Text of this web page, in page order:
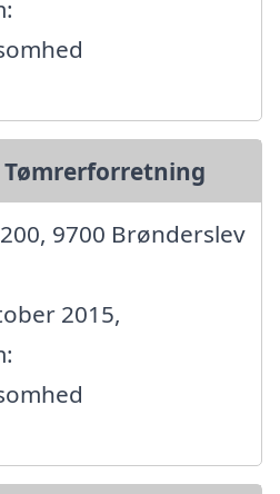
Tømrerforretning
9700 Brønderslev
2015,